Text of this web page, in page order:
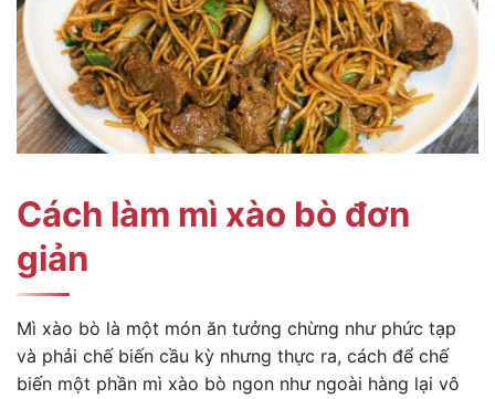
Cách làm mì xào bò đơn
giản
Mì xào bò là một món ăn tưởng chừng như phức tạp
và phải chế biến cầu kỳ nhưng thực ra, cách để chế
biến một phần mì xào bò ngon như ngoài hàng lại vô